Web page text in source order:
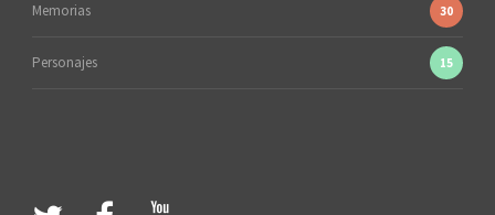
Memorias 30
Personajes 15